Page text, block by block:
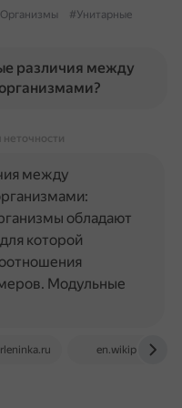
#Унитарные
различия между
неточности
en.wikipedia.org
между
обладают
которой
Модульные